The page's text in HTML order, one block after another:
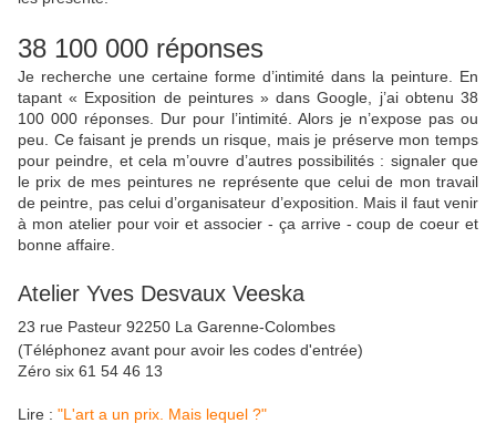
38 100 000 réponses
Je recherche une certaine forme d’intimité dans la peinture. En
tapant « Exposition de peintures » dans Google, j’ai obtenu 38
100 000 réponses. Dur pour l’intimité. Alors je n’expose pas ou
peu. Ce faisant je prends un risque, mais je préserve mon temps
pour peindre, et cela m’ouvre d’autres possibilités : signaler que
le prix de mes peintures ne représente que celui de mon travail
de peintre, pas celui d’organisateur d’exposition. Mais il faut venir
à mon atelier pour voir et associer - ça arrive - coup de coeur et
bonne affaire.
Atelier Yves Desvaux Veeska
23 rue Pasteur 92250 La Garenne-Colombes
(Téléphonez avant pour avoir les codes d'entrée)
Zéro six 61 54 46 13
Lire : "L'art a un prix. Mais lequel ?"